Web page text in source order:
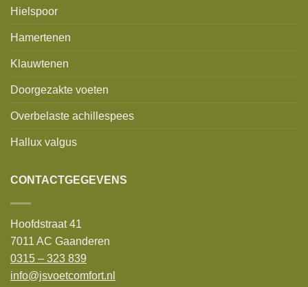
Hielspoor
Hamertenen
Klauwtenen
Doorgezakte voeten
Overbelaste achillespees
Hallux valgus
CONTACTGEGEVENS
Hoofdstraat 41
7011 AC Gaanderen
0315 – 323 839
info@jsvoetcomfort.nl